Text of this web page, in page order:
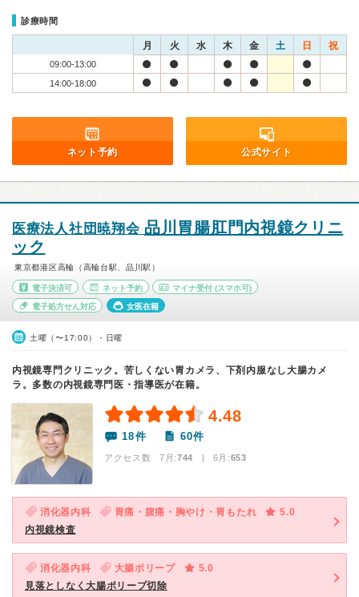
診療時間
月 火 水 木 金 土 日 祝
09:00-13:00
14:00-18:00
ネット予約 公式サイト
医療法人社団暁翔会 品川胃腸肛門内視鏡クリニ
ック
東京都港区高輪（高輪台駅、品川駅）
電子決済可 ネット予約 マイナ受付 (スマホ可)
電子処方せん対応 女医在籍
土曜（〜17:00）・日曜
内視鏡専門クリニック。苦しくない胃カメラ、下剤内服なし大腸カメ
ラ。多数の内視鏡専門医・指導医が在籍。
4.48
18件 60件
アクセス数 7月:744 | 6月:653
消化器内科 胃痛・腹痛・胸やけ・胃もたれ
5.0
内視鏡検査
消化器内科 大腸ポリープ
5.0
見落としなく大腸ポリープ切除